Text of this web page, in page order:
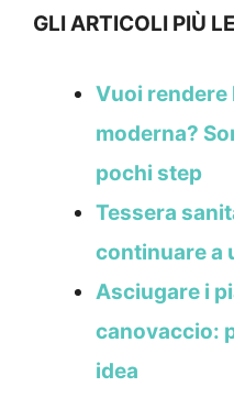
GLI ARTICOLI PIÙ
Vuoi rendere
moderna?
pochi step
Tessera
continuare a
Asciugare i
canovaccio:
idea